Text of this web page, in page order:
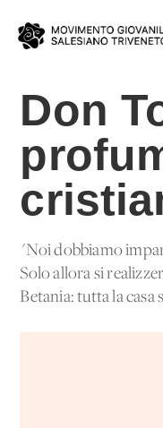
Don
"Noi dobbiamo
Solo allora si
Betania: tutta la